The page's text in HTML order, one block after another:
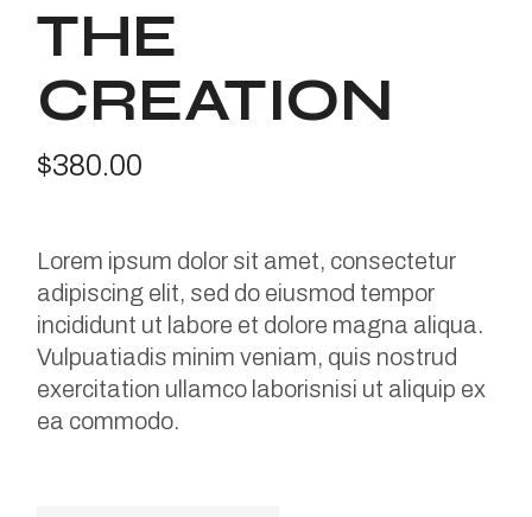
THE
CREATION
$380.00
Lorem ipsum dolor sit amet, consectetur
adipiscing elit, sed do eiusmod tempor
incididunt ut labore et dolore magna aliqua.
Vulpuatiadis minim veniam, quis nostrud
exercitation ullamco laborisnisi ut aliquip ex
ea commodo.